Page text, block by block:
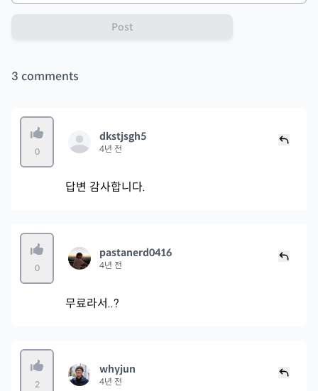
Post
3 comments
0
dkstjsgh5
4년 전
답변 감사합니다.
0
pastanerd0416
4년 전
무료라서..?
2
whyjun
4년 전